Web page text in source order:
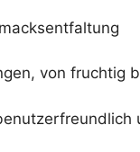
von fruchtig